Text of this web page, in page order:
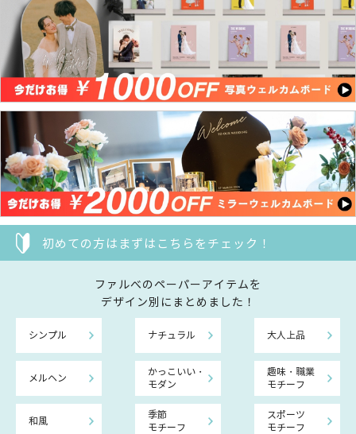
初めての方はまずはこちらをチェック！
ファルべのペーパーアイテムを
デザイン別にまとめました！
シンプル ナチュラル 大人上品
メルヘン
かっこいい・
モダン
趣味・職業
モチーフ
和風
季節
モチーフ
スポーツ
モチーフ